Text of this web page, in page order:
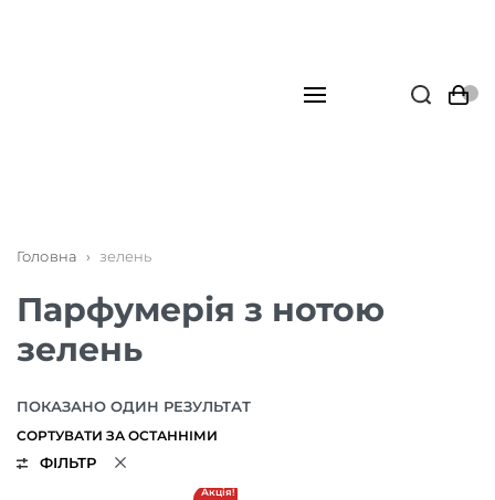
Головна › зелень
Парфумерія з нотою
зелень
ПОКАЗАНО ОДИН РЕЗУЛЬТАТ
ФІЛЬТР
Акція!